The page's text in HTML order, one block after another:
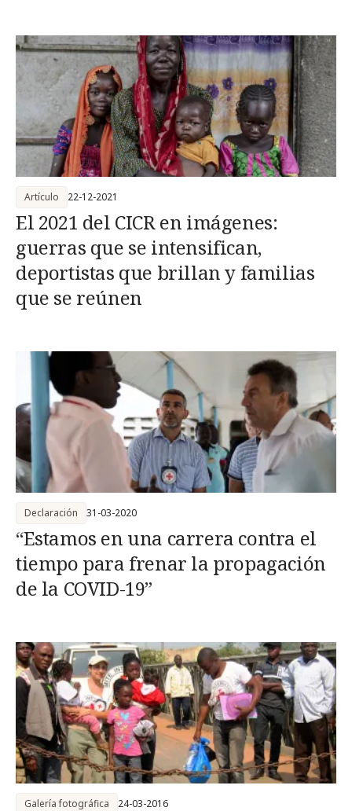
El 2021 del CICR en imágenes:
guerras que se intensifican,
deportistas que brillan y familias
que se reúnen
Artículo 22-12-2021
“Estamos en una carrera contra el
tiempo para frenar la propagación
de la COVID-19”
Declaración 31-03-2020
Galería fotográfica 24-03-2016